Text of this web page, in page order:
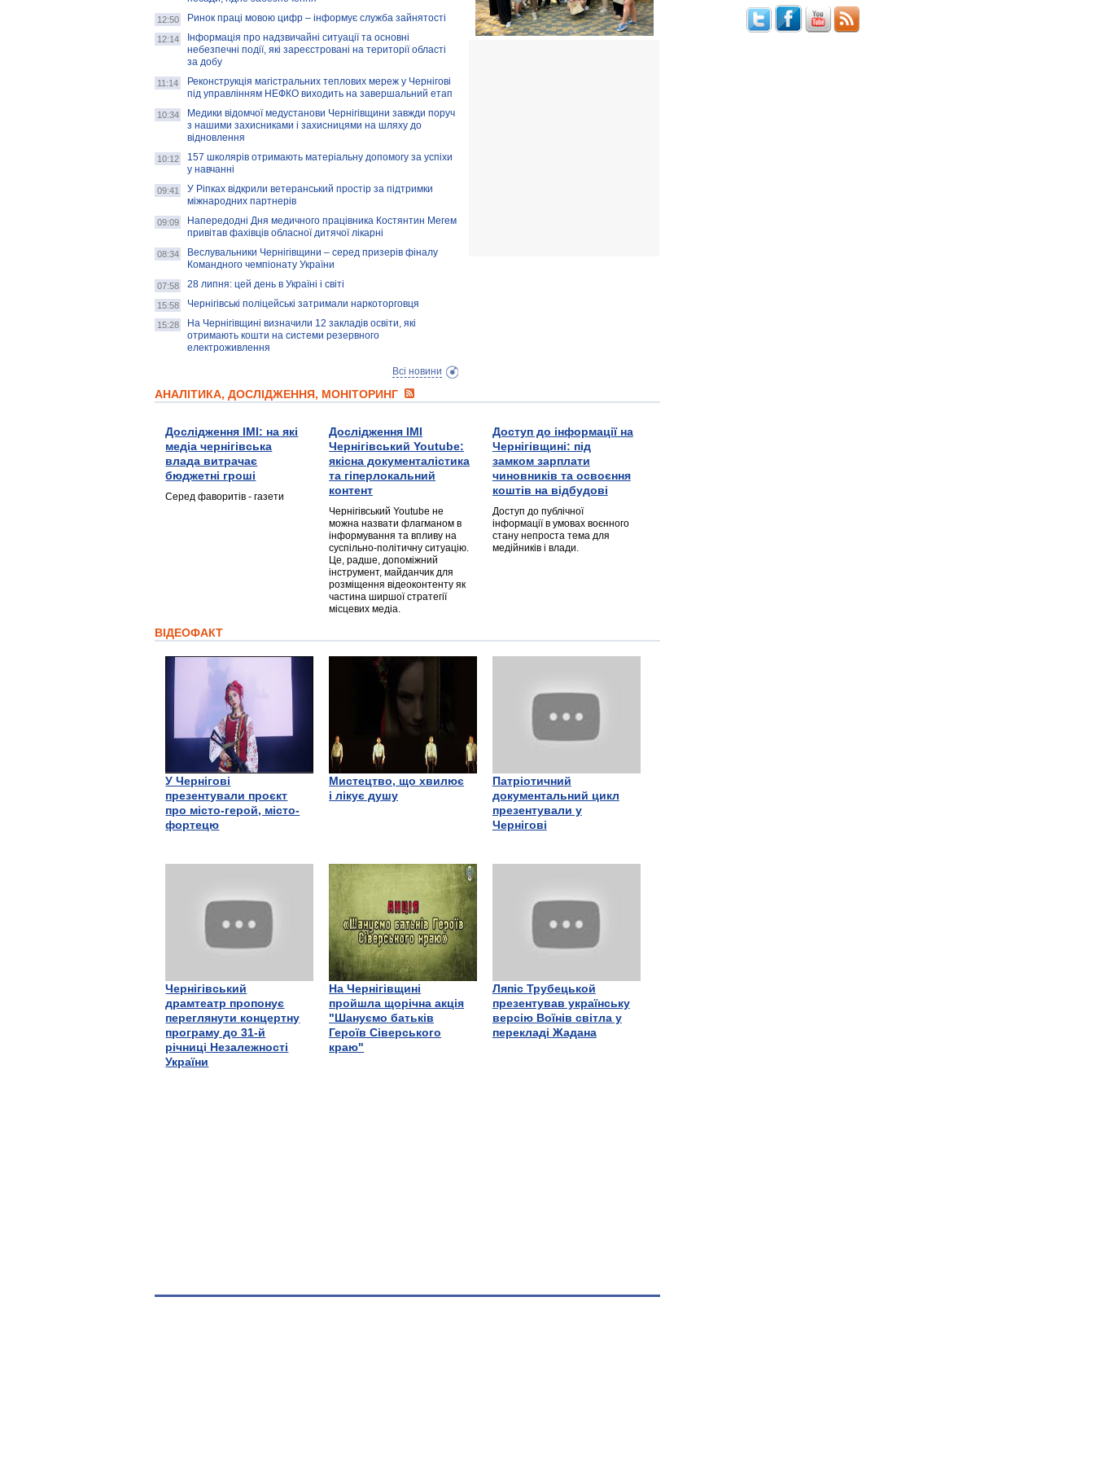
12:50 Ринок праці мовою цифр – інформує служба зайнятості
12:14
Інформація про надзвичайні ситуації та основні
небезпечні події, які зареєстровані на території області
за добу
11:14
Реконструкція магістральних теплових мереж у Чернігові
під управлінням НЕФКО виходить на завершальний етап
10:34
Медики відомчої медустанови Чернігівщини завжди поруч
з нашими захисниками і захисницями на шляху до
відновлення
10:12
157 школярів отримають матеріальну допомогу за успіхи
у навчанні
09:41
У Ріпках відкрили ветеранський простір за підтримки
міжнародних партнерів
09:09
Напередодні Дня медичного працівника Костянтин Мегем
привітав фахівців обласної дитячої лікарні
08:34
Веслувальники Чернігівщини – серед призерів фіналу
Командного чемпіонату України
07:58 28 липня: цей день в Україні і світі
15:58 Чернігівські поліцейські затримали наркоторговця
15:28
На Чернігівщині визначили 12 закладів освіти, які
отримають кошти на системи резервного
електроживлення
Всі новини
АНАЛІТИКА, ДОСЛІДЖЕННЯ, МОНІТОРИНГ
Дослідження ІМІ: на які
медіа чернігівська
влада витрачає
бюджетні гроші
Серед фаворитів - газети
Дослідження ІМІ
Чернігівський Youtube:
якісна документалістика
та гіперлокальний
контент
Чернігівський Youtube не
можна назвати флагманом в
інформування та впливу на
суспільно-політичну ситуацію.
Це, радше, допоміжний
інструмент, майданчик для
розміщення відеоконтенту як
частина ширшої стратегії
місцевих медіа.
Доступ до інформації на
Чернігівщині: під
замком зарплати
чиновників та освоєння
коштів на відбудові
Доступ до публічної
інформації в умовах воєнного
стану непроста тема для
медійників і влади.
ВІДЕОФАКТ
У Чернігові
презентували проєкт
про місто-герой, місто-
фортецю
Мистецтво, що хвилює
і лікує душу
Патріотичний
документальний цикл
презентували у
Чернігові
Чернігівський
драмтеатр пропонує
переглянути концертну
програму до 31-й
річниці Незалежності
України
На Чернігівщині
пройшла щорічна акція
"Шануємо батьків
Героїв Сіверського
краю"
Ляпіс Трубецькой
презентував українську
версію Воїнів світла у
перекладі Жадана